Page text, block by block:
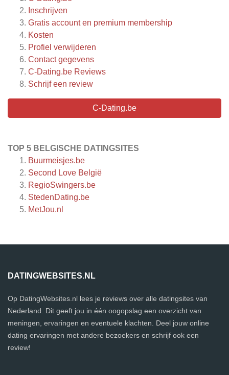
Inschrijven
Gratis account en premium membership
Kosten
Profiel verwijderen
Contact gegevens
C-Dating.be Reviews
Schrijf een review
C-Dating.be
TOP 5 BELGISCHE DATINGSITES
Buurmeisjes.be
Second Love België
RegioSwingers.be
StedenDating.be
MetJou.nl
DATINGWEBSITES.NL
Op DatingWebsites.nl lees je reviews over alle datingsites van
Nederland. Dit geeft jou in één oogopslag een overzicht van
meningen, ervaringen en eventuele klachten. Deel jouw online
dating ervaringen met andere bezoekers en schrijf ook een
review!